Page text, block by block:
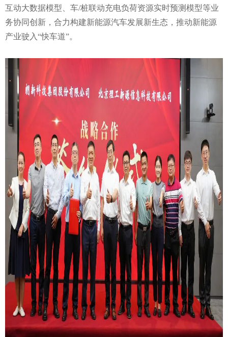
互动大数据模型、车/桩联动充电负荷资源实时预测模型等业
务协同创新，合力构建新能源汽车发展新生态，推动新能源
产业驶入“快车道”。